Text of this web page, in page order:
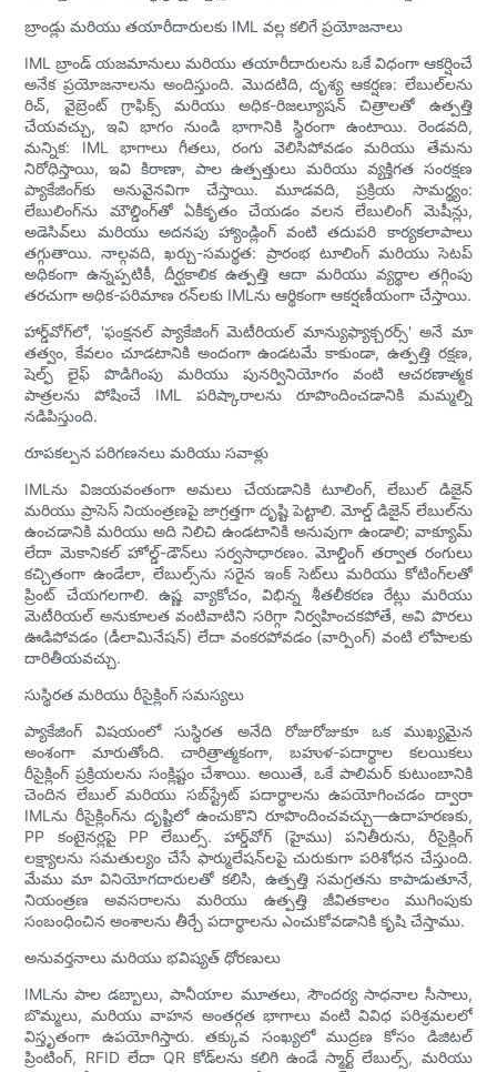
బ్రాండ్లు మరియు తయారీదారులకు IML వల్ల కలిగే ప్రయోజనాలు
IML బ్రాండ్ యజమానులు మరియు తయారీదారులను ఒకే విధంగా ఆకర్షించే
అనేక ప్రయోజనాలను అందిస్తుంది. మొదటిది, దృశ్య ఆకర్షణ: లేబుల్‌లను
రిచ్, వైబ్రెంట్ గ్రాఫిక్స్ మరియు అధిక-రిజల్యూషన్ చిత్రాలతో ఉత్పత్తి
చేయవచ్చు, ఇవి భాగం నుండి భాగానికి స్థిరంగా ఉంటాయి. రెండవది,
మన్నిక: IML భాగాలు గీతలు, రంగు వెలిసిపోవడం మరియు తేమను
నిరోధిస్తాయి, ఇవి కిరాణా, పాల ఉత్పత్తులు మరియు వ్యక్తిగత సంరక్షణ
ప్యాకేజింగ్‌కు అనువైనవిగా చేస్తాయి. మూడవది, ప్రక్రియ సామర్థ్యం:
లేబులింగ్‌ను మౌల్డింగ్‌తో ఏకీకృతం చేయడం వలన లేబులింగ్ మెషీన్లు,
అడెసివ్‌లు మరియు అదనపు హ్యాండ్లింగ్ వంటి తదుపరి కార్యకలాపాలు
తగ్గుతాయి. నాల్గవది, ఖర్చు-సమర్థత: ప్రారంభ టూలింగ్ మరియు సెటప్
అధికంగా ఉన్నప్పటికీ, దీర్ఘకాలిక ఉత్పత్తి ఆదా మరియు వ్యర్థాల తగ్గింపు
తరచుగా అధిక-పరిమాణ రన్‌లకు IMLను ఆర్థికంగా ఆకర్షణీయంగా చేస్తాయి.
హార్డ్‌వోగ్‌లో, 'ఫంక్షనల్ ప్యాకేజింగ్ మెటీరియల్ మాన్యుఫ్యాక్చరర్స్' అనే మా
తత్వం, కేవలం చూడటానికి అందంగా ఉండటమే కాకుండా, ఉత్పత్తి రక్షణ,
షెల్ఫ్ లైఫ్ పొడిగింపు మరియు పునర్వినియోగం వంటి ఆచరణాత్మక
పాత్రలను పోషించే IML పరిష్కారాలను రూపొందించడానికి మమ్మల్ని
నడిపిస్తుంది.
రూపకల్పన పరిగణనలు మరియు సవాళ్లు
IMLను విజయవంతంగా అమలు చేయడానికి టూలింగ్, లేబుల్ డిజైన్
మరియు ప్రాసెస్ నియంత్రణపై జాగ్రత్తగా దృష్టి పెట్టాలి. మోల్డ్ డిజైన్ లేబుల్‌ను
ఉంచడానికి మరియు అది నిలిచి ఉండటానికి అనువుగా ఉండాలి; వాక్యూమ్
లేదా మెకానికల్ హోల్డ్-డౌన్‌లు సర్వసాధారణం. మోల్డింగ్ తర్వాత రంగులు
కచ్చితంగా ఉండేలా, లేబుల్స్‌ను సరైన ఇంక్ సెట్‌లు మరియు కోటింగ్‌లతో
ప్రింట్ చేయగలగాలి. ఉష్ణ వ్యాకోచం, విభిన్న శీతలీకరణ రేట్లు మరియు
మెటీరియల్ అనుకూలత వంటివాటిని సరిగ్గా నిర్వహించకపోతే, అవి పొరలు
ఊడిపోవడం (డీలామినేషన్) లేదా వంకరపోవడం (వార్పింగ్) వంటి లోపాలకు
దారితీయవచ్చు.
సుస్థిరత మరియు రీసైక్లింగ్ సమస్యలు
ప్యాకేజింగ్ విషయంలో సుస్థిరత అనేది రోజురోజుకూ ఒక ముఖ్యమైన
అంశంగా మారుతోంది. చారిత్రాత్మకంగా, బహుళ-పదార్థాల కలయికలు
రీసైక్లింగ్ ప్రక్రియలను సంక్లిష్టం చేశాయి. అయితే, ఒకే పాలిమర్ కుటుంబానికి
చెందిన లేబుల్ మరియు సబ్‌స్ట్రేట్ పదార్థాలను ఉపయోగించడం ద్వారా
IMLను రీసైక్లింగ్‌ను దృష్టిలో ఉంచుకొని రూపొందించవచ్చు—ఉదాహరణకు,
PP కంటైనర్లపై PP లేబుల్స్. హార్డ్‌వోగ్ (హైము) పనితీరును, రీసైక్లింగ్
లక్ష్యాలను సమతుల్యం చేసే ఫార్ములేషన్‌లపై చురుకుగా పరిశోధన చేస్తుంది.
మేము మా వినియోగదారులతో కలిసి, ఉత్పత్తి సమగ్రతను కాపాడుతూనే,
నియంత్రణ అవసరాలను మరియు ఉత్పత్తి జీవితకాలం ముగింపుకు
సంబంధించిన అంశాలను తీర్చే పదార్థాలను ఎంచుకోవడానికి కృషి చేస్తాము.
అనువర్తనాలు మరియు భవిష్యత్ ధోరణులు
IMLను పాల డబ్బాలు, పానీయాల మూతలు, సౌందర్య సాధనాల సీసాలు,
బొమ్మలు, మరియు వాహన అంతర్గత భాగాలు వంటి వివిధ పరిశ్రమలలో
విస్తృతంగా ఉపయోగిస్తారు. తక్కువ సంఖ్యలో ముద్రణ కోసం డిజిటల్
ప్రింటింగ్, RFID లేదా QR కోడ్‌లను కలిగి ఉండే స్మార్ట్ లేబుల్స్, మరియు